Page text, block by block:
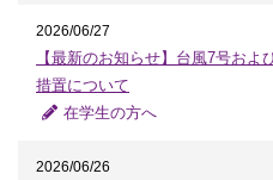
2026/06/27
【最新のお知らせ】台風7号お
措置について
在学生の方へ
2026/06/26